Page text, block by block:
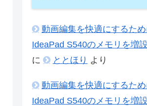
動画編集を快適にするた
IdeaPad S540のメモリを増
に
ととほり より
動画編集を快適にするた
IdeaPad S540のメモリを増